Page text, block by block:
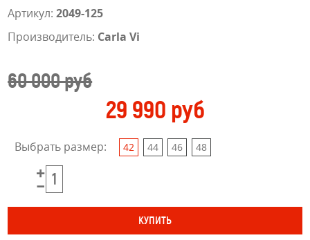
Артикул: 2049-125
Производитель: Carla Vi
60 000 руб
29 990 руб
Выбрать размер: 42 44 46 48